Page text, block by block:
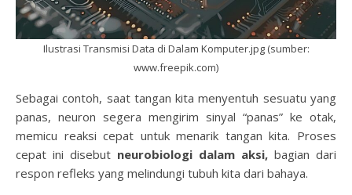
Ilustrasi Transmisi Data di Dalam Komputer.jpg (sumber:
www.freepik.com)
Sebagai contoh, saat tangan kita menyentuh sesuatu yang
panas, neuron segera mengirim sinyal “panas” ke otak,
memicu reaksi cepat untuk menarik tangan kita. Proses
cepat ini disebut neurobiologi dalam aksi, bagian dari
respon refleks yang melindungi tubuh kita dari bahaya.